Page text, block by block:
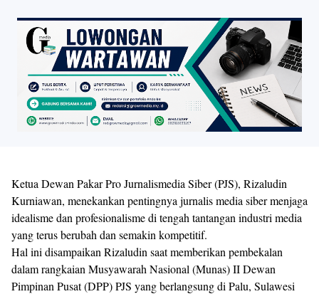
Ketua Dewan Pakar Pro Jurnalismedia Siber (PJS), Rizaludin
Kurniawan, menekankan pentingnya jurnalis media siber menjaga
idealisme dan profesionalisme di tengah tantangan industri media
yang terus berubah dan semakin kompetitif.
Hal ini disampaikan Rizaludin saat memberikan pembekalan
dalam rangkaian Musyawarah Nasional (Munas) II Dewan
Pimpinan Pusat (DPP) PJS yang berlangsung di Palu, Sulawesi